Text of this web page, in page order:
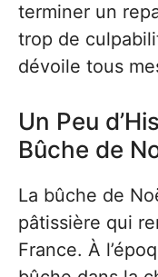
terminer un
trop de
dévoile tous
Un Peu
Bûche de
La bûche de
pâtissière qui
France. À